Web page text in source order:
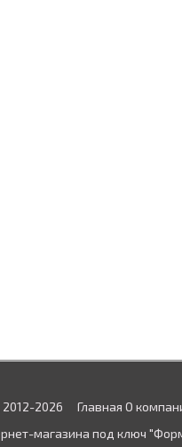
2026 Главная О
магазина под ключ